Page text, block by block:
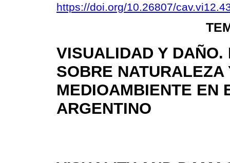
https://doi.org/10.26807/
VISUALIDAD Y DAÑO.
SOBRE NATURALEZA
MEDIOAMBIENTE EN
ARGENTINO